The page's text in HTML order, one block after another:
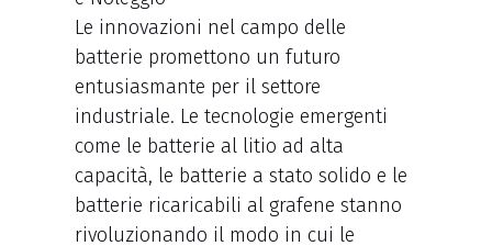
Le innovazioni nel campo delle
batterie promettono un futuro
entusiasmante per il settore
industriale. Le tecnologie emergenti
come le batterie al litio ad alta
capacità, le batterie a stato solido e le
batterie ricaricabili al grafene stanno
rivoluzionando il modo in cui le